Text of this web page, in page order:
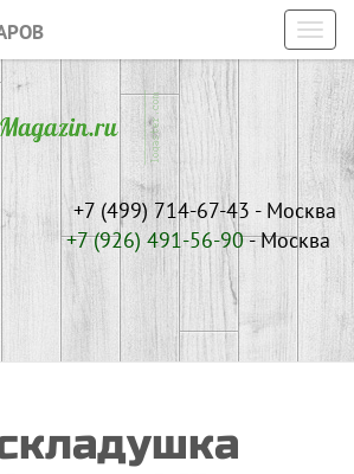
+7 (499) 714-67-43 - Москва
+7 (926)491-56-90- Москва